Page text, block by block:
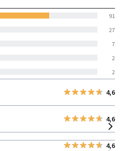
(129 отзывов)
2
2
7
27
91
4,6
4,6
4,6